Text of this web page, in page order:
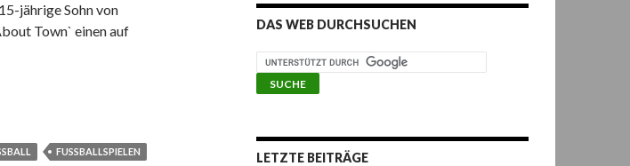
jährige Sohn von
Town` einen auf
FUSSBALLSPIELEN
DAS WEB DURCHSUCHEN
LETZTE BEITRÄGE